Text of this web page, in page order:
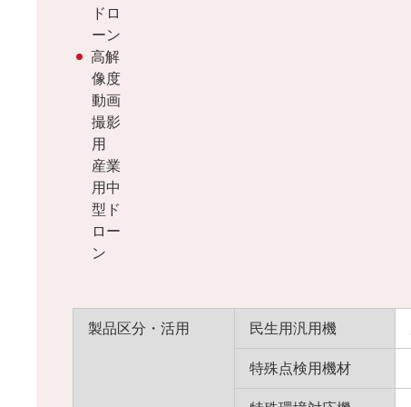
ドロ
ーン
高解
像度
動画
撮影
用
産業
用中
型ド
ロー
ン
製品区分・活用 民生用汎用機
特殊点検用機材